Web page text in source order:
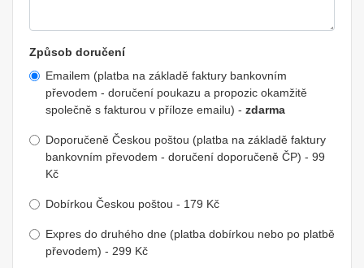
Způsob doručení
Emailem (platba na základě faktury bankovním
převodem - doručení poukazu a propozic okamžitě
společně s fakturou v příloze emailu) - zdarma
Doporučeně Českou poštou (platba na základě faktury
bankovním převodem - doručení doporučeně ČP) - 99
Kč
Dobírkou Českou poštou - 179 Kč
Expres do druhého dne (platba dobírkou nebo po platbě
převodem) - 299 Kč